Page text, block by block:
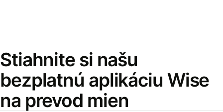
Stiahnite si našu
bezplatnú aplikáciu Wise
na prevod mien